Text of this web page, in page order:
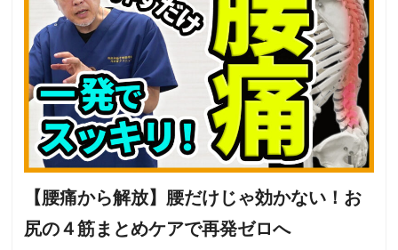
【腰痛から解放】腰だけじゃ効かない！お
尻の４筋まとめケアで再発ゼロへ